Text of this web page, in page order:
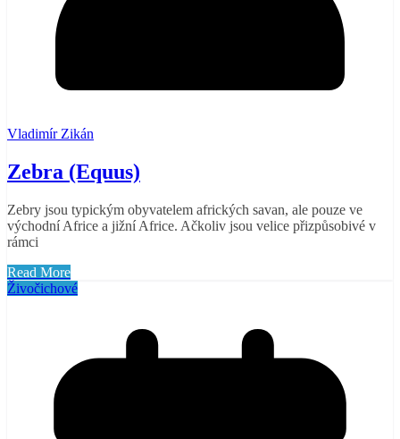
Vladimír Zikán
Zebra (Equus)
Zebry jsou typickým obyvatelem afrických savan, ale pouze ve
východní Africe a jižní Africe. Ačkoliv jsou velice přizpůsobivé v
rámci
Read More
Živočichové